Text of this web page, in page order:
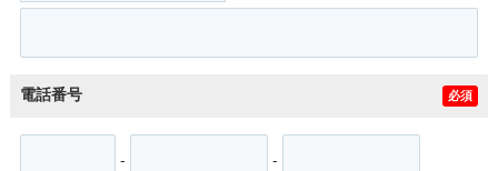
電話番号 必須
- -